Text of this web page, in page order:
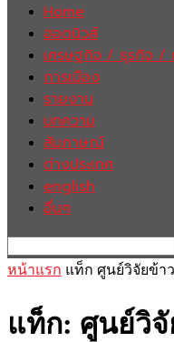
Home
ฮอตนิวส์
เศรษฐกิจ / ธุรกิจ /
การเมือง
รายงาน
บทความ
สัมภาษณ์
ต่างประเทศ
english
อื่นๆ
หน้าแรก แท็ก ศูนย์วิจัยข้าว
แท็ก: ศูนย์วิ